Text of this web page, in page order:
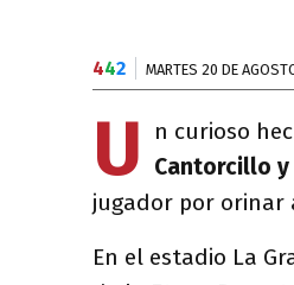
442 MARTES 20 DE
U n curioso
Cantorcillo
jugador por orinar
En el estadio La